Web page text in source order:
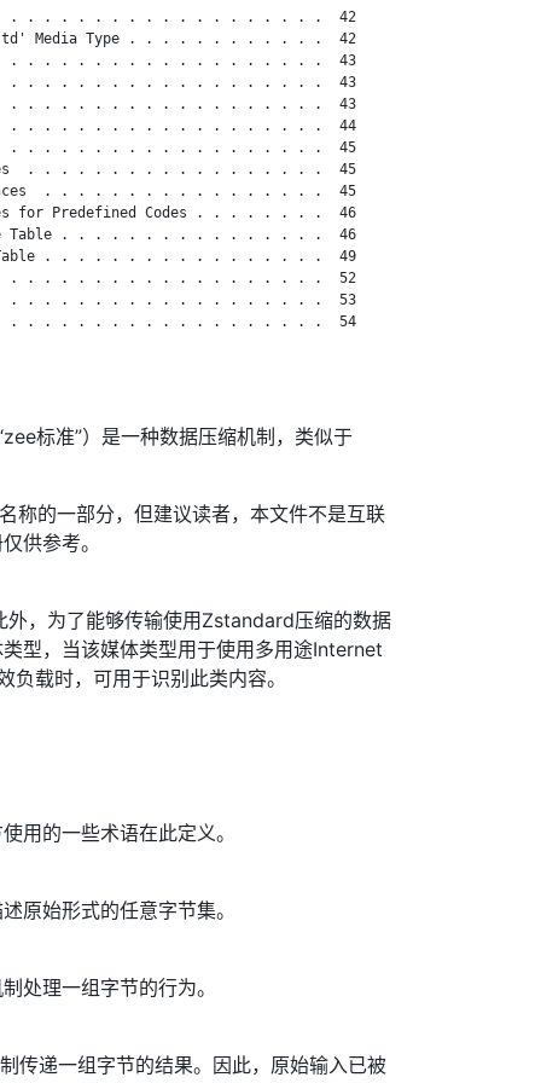
. . . . . . . . . . . . . . . . . . .  42
Media Type . . . . . . . . . . . .  42
. . . . . . . . . . . . . . . . . . .  43
. . . . . . . . . . . . . . . . . . .  43
. . . . . . . . . . . . . . . . . . .  43
. . . . . . . . . . . . . . . . . . .  44
. . . . . . . . . . . . . . . . . . .  45
. . . . . . . . . . . . . . . . . .  45
. . . . . . . . . . . . . . . . .  45
for Predefined Codes . . . . . . . .  46
Table . . . . . . . . . . . . . . . .  46
. . . . . . . . . . . . . . . . .  49
. . . . . . . . . . . . . . . . . . .  52
. . . . . . . . . . . . . . . . . . .  53
. . . . . . . . . . . . . . . . . . .  54
标准”）是一种数据压缩机制，类似于
称的一部分，但建议读者，本文件不是互联
供参考。
外，为了能够传输使用Zstandard压缩的数据
型，当该媒体类型用于使用多用途Internet
载时，可用于识别此类内容。
用的一些术语在此定义。
原始形式的任意字节集。
处理一组字节的行为。
传递一组字节的结果。因此，原始输入已被